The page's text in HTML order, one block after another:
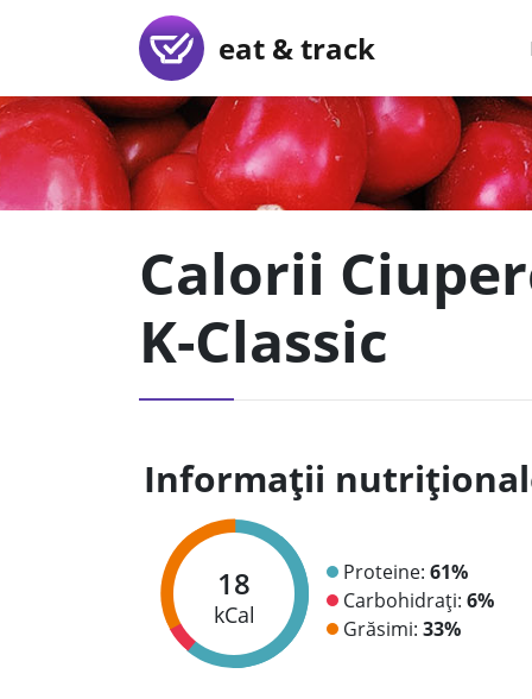
eat & track
Calorii
K-Classic
Informații
18
kCal
Proteine: 61%
Carbohidrați: 6%
Grăsimi: 33%